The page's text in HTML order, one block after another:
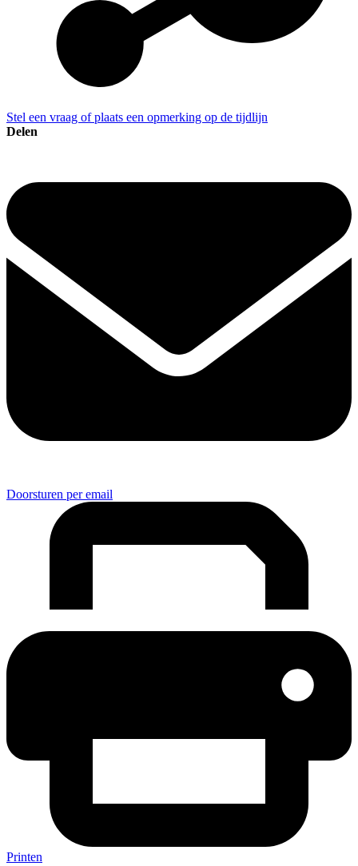
Stel een vraag of plaats een opmerking op de tijdlijn
Delen
Doorsturen per email
Printen